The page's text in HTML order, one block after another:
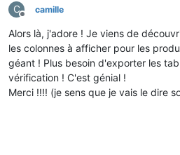
C
Hors-ligne
camille
Alors là, j'adore ! Je viens de
les colonnes à afficher pour les
géant ! Plus besoin d'exporter les
vérification ! C'est génial !
Merci !!!! (je sens que je vais le dire